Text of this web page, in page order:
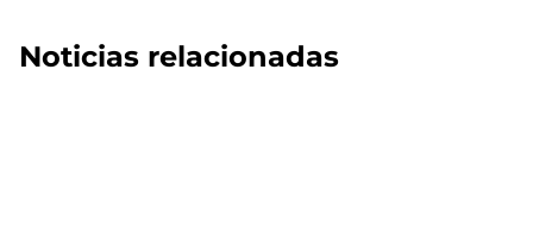
Noticias relacionadas